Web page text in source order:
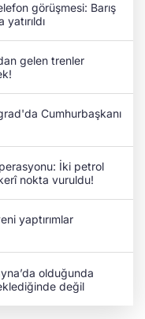
görüşmesi: Barış
gelen trenler
Cumhurbaşkanı
İki petrol
nokta vuruldu!
yaptırımlar
olduğunda
değil